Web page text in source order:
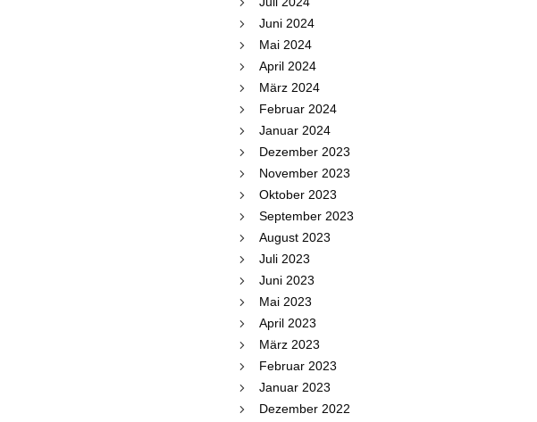
Juni 2024
Mai 2024
April 2024
März 2024
Februar 2024
Januar 2024
Dezember 2023
November 2023
Oktober 2023
September 2023
August 2023
Juli 2023
Juni 2023
Mai 2023
April 2023
März 2023
Februar 2023
Januar 2023
Dezember 2022